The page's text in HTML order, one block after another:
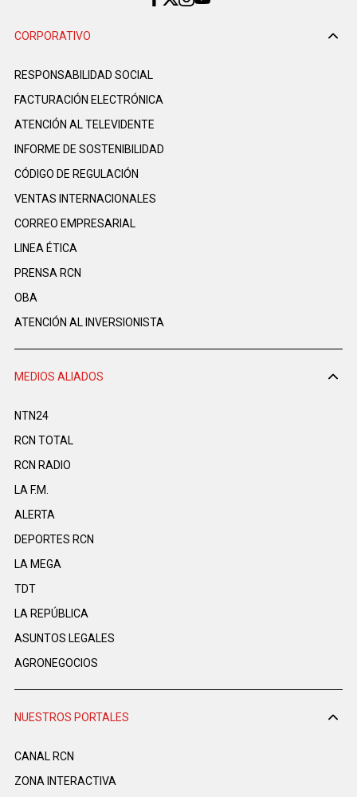
CORPORATIVO
RESPONSABILIDAD SOCIAL
FACTURACIÓN ELECTRÓNICA
ATENCIÓN AL TELEVIDENTE
INFORME DE SOSTENIBILIDAD
CÓDIGO DE REGULACIÓN
VENTAS INTERNACIONALES
CORREO EMPRESARIAL
LINEA ÉTICA
PRENSA RCN
OBA
ATENCIÓN AL INVERSIONISTA
MEDIOS ALIADOS
NTN24
RCN TOTAL
RCN RADIO
LA F.M.
ALERTA
DEPORTES RCN
LA MEGA
TDT
LA REPÚBLICA
ASUNTOS LEGALES
AGRONEGOCIOS
NUESTROS PORTALES
CANAL RCN
ZONA INTERACTIVA